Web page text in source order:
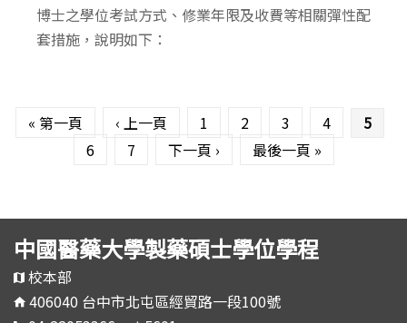
博士之學位考試方式、修業年限及收費等相關彈性配
套措施，說明如下：
« 第一頁 ‹ 上一頁 1 2 3 4
5
6
7 下一頁 › 最後一頁 »
中國醫藥大學製藥碩士學位學程
校本部
406040 台中市北屯區經貿路一段100號